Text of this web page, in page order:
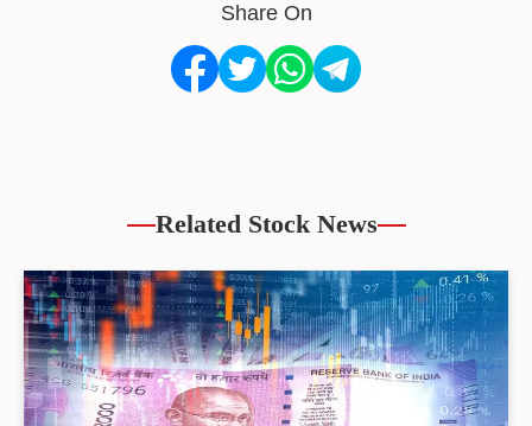
Share On
Related Stock News